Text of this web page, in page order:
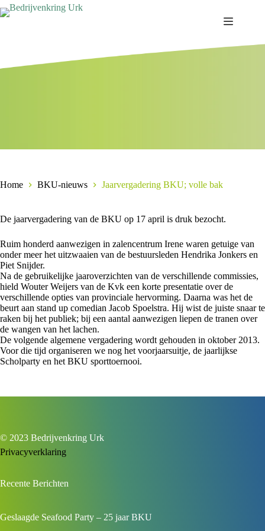
Ga
naar
Home BKU-nieuws Jaarvergadering BKU; volle bak
De jaarvergadering van de BKU op 17 april is druk bezocht.
Ruim honderd aanwezigen in zalencentrum Irene waren getuige van
onder meer het uitzwaaien van de bestuursleden Hendrika Jonkers en
Piet Snijder.
Na de gebruikelijke jaaroverzichten van de verschillende commissies,
hield Wouter Weijers van de Kvk een korte presentatie over de
verschillende opties van provinciale hervorming. Daarna was het de
beurt aan stand up comedian Jacob Spoelstra. Hij wist de juiste snaar te
raken bij het publiek; bij een aantal aanwezigen liepen de tranen over
de wangen van het lachen.
De volgende algemene vergadering wordt gehouden in oktober 2013.
Voor die tijd organiseren we nog het voorjaarsuitje, de jaarlijkse
Scholparty en het BKU sporttoernooi.
© 2023 Bedrijvenkring Urk
Privacyverklaring
Recente Berichten
Geslaagde Seafood Party – 25 jaar BKU